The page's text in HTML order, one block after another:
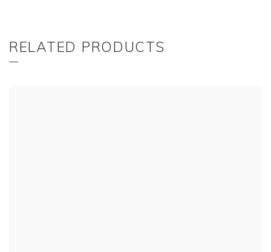
RELATED PRODUCTS